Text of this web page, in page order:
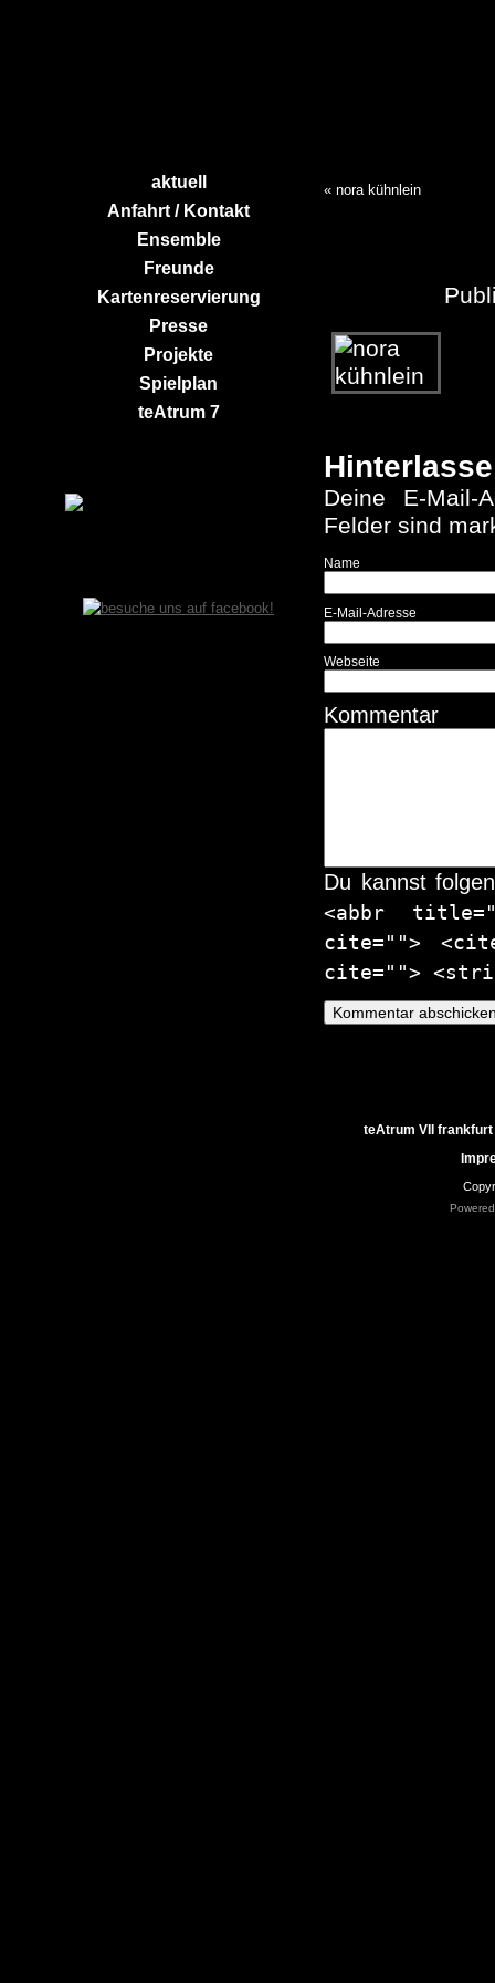
aktuell
Anfahrt / Kontakt
Ensemble
Freunde
Kartenreservierung
Presse
Projekte
Spielplan
teAtrum 7
« nora kühnlein
Deine E-Mail-
Felder sind
Name
E-Mail-Adresse
Webseite
Kommentar
Du kannst
<abbr
cite="">
cite="">
teAtrum VII frankfurt